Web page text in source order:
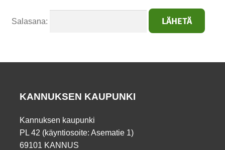
Salasana:
KANNUKSEN KAUPUNKI
Kannuksen kaupunki
PL 42 (käyntiosoite: Asematie 1)
69101 KANNUS